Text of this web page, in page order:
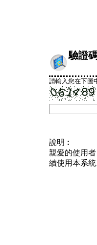
驗證
請輸入您在下圖
說明︰
親愛的使用
續使用本系統